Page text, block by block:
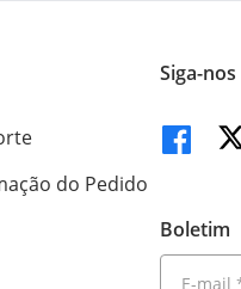
do Pedido
Siga-nos
Boletim